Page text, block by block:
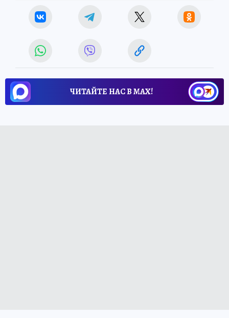
ЧИТАЙТЕ НАС В МАХ!